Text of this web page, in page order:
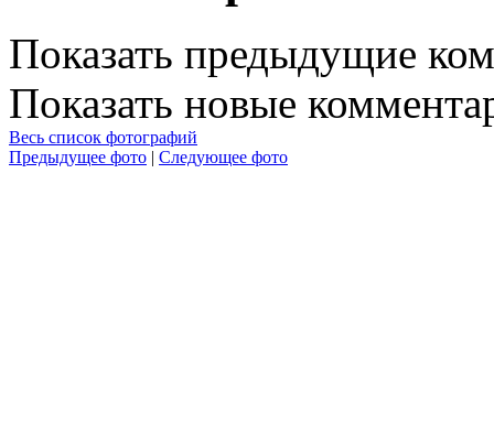
Показать предыдущие
Показать новые
Весь список фотографий
Предыдущее фото | Следующее фото